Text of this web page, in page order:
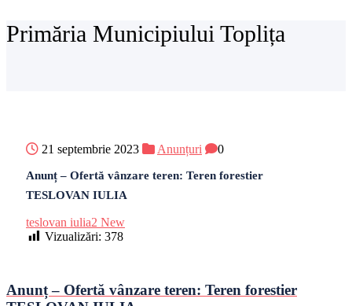
Primăria Municipiului Toplița
21 septembrie 2023 Anunțuri 0
Anunț – Ofertă vânzare teren: Teren forestier
TESLOVAN IULIA
teslovan iulia2 New
Vizualizări: 378
Anunț – Ofertă vânzare teren: Teren forestier